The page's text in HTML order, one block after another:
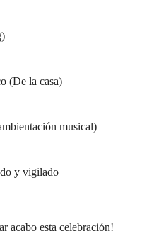
(De la casa)
musical)
y vigilado
acabo esta celebración!